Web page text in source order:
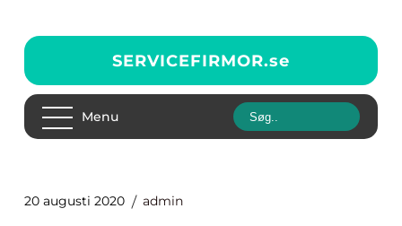
SERVICEFIRMOR.se
Menu
20 augusti 2020 admin